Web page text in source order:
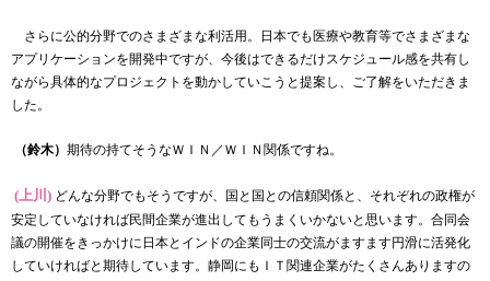
さらに公的分野でのさまざまな利活用。日本でも医療や教育等でさまざまな
アプリケーションを開発中ですが、今後はできるだけスケジュール感を共有し
ながら具体的なプロジェクトを動かしていこうと提案し、ご了解をいただきま
した。
（鈴木） 期待の持てそうなＷＩＮ／ＷＩＮ関係ですね。
(上川) どんな分野でもそうですが、国と国との信頼関係と、それぞれの政権が
安定していなければ民間企業が進出してもうまくいかないと思います。合同会
議の開催をきっかけに日本とインドの企業同士の交流がますます円滑に活発化
していければと期待しています。静岡にもＩＴ関連企業がたくさんありますの